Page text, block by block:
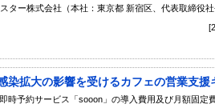
ター株式会社（本社：東京都 新宿区、代表取締役
染拡大の影響を受けるカフェの営業支
時予約サービス「sooon」の導入費用及び月額固定